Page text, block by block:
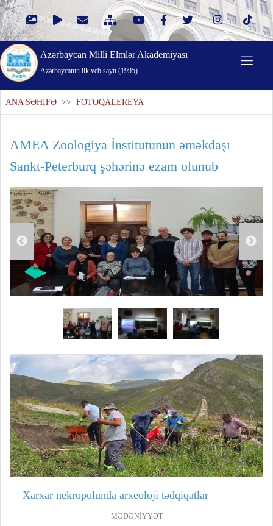
Azərbaycan Milli Elmlər Akademiyası
Azərbaycanın ilk veb saytı (1995)
ANA SƏHİFƏ >> FOTOQALEREYA
AMEA Zoologiya İnstitutunun əməkdaşı
Sankt-Peterburq şəhərinə ezam olunub
Xarxar nekropolunda arxeoloji tədqiqatlar
MƏDƏNİYYƏT